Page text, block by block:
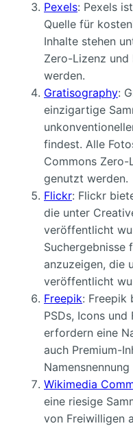
Pexels: Pexels
Quelle für
Inhalte stehen
Zero-Lizenz
werden.
Gratisography:
einzigartige
findest. Alle
Commons
genutzt werden.
Flickr: Flickr
die unter
veröffentlicht
Suchergebnisse
anzuzeigen, die
veröffentlicht
Freepik: Freepik
PSDs, Icons
erfordern eine
auch Premium-
Wikimedia
eine riesige
von Freiwilligen